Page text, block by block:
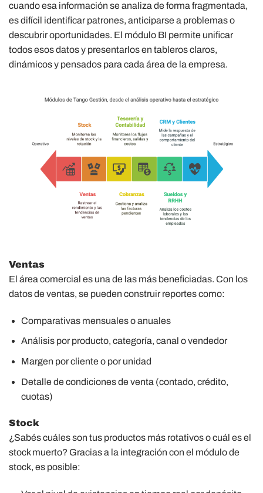
cuando esa información se analiza de forma fragmentada,
es difícil identificar patrones, anticiparse a problemas o
descubrir oportunidades. El módulo BI permite unificar
todos esos datos y presentarlos en tableros claros,
dinámicos y pensados para cada área de la empresa.
Ventas
El área comercial es una de las más beneficiadas. Con los
datos de ventas, se pueden construir reportes como:
Comparativas mensuales o anuales
Análisis por producto, categoría, canal o vendedor
Margen por cliente o por unidad
Detalle de condiciones de venta (contado, crédito,
cuotas)
Stock
¿Sabés cuáles son tus productos más rotativos o cuál es el
stock muerto? Gracias a la integración con el módulo de
stock, es posible: